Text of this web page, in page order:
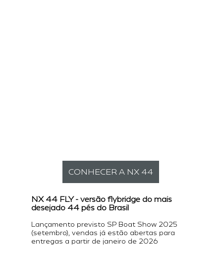
CONHECER A NX 44
NX 44 FLY - versão flybridge do mais
desejado 44 pés do Brasil
Lançamento previsto SP Boat Show 2025
(setembro), vendas já estão abertas para
entregas a partir de janeiro de 2026